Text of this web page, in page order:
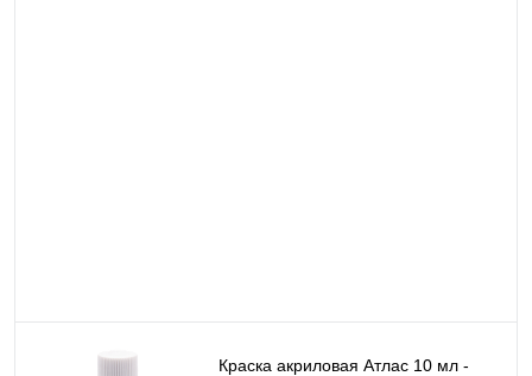
Краска акриловая Атлас 10 мл -